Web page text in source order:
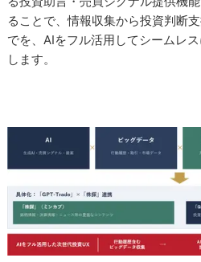
ることで、情報収集から投資判断
でを、AIをフル活用してシームレ
します。